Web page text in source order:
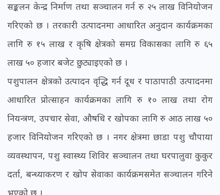
सङ्कलन केन्द्र निर्माण तथा सञ्चालन गर्न रु २५ लाख विनियोजन
गरिएको छ । तरकारी उत्पादनमा आधारित अनुदान कार्यक्रमका
लागि रु १५ लाख र कृषि क्षेत्रको समग्र विकासका लागि रु ६५
लाख ५० हजार बजेट छुट्याइएको छ ।
पशुपालन क्षेत्रको उत्पादन वृद्धि गर्न दूध र पाठापाठी उत्पादनमा
आधारित प्रोत्साहन कार्यक्रमका लागि रु १० लाख तथा रोग
नियन्त्रण, उपचार सेवा, औषधि र खोपका लागि रु आठ लाख ५०
हजार विनियोजन गरिएको छ । नगर क्षेत्रमा छाडा पशु चौपाया
व्यवस्थापन, पशु स्वास्थ्य शिविर सञ्चालन तथा घरपालुवा कुकुर
दर्ता, बन्ध्याकरण र खोप सेवाका कार्यक्रमसमेत सञ्चालन गरिने